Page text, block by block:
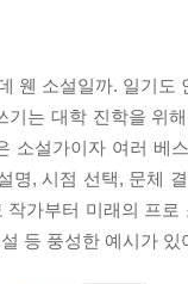
웬 소설일까. 일기
는 대학 진학을 위
소설가이자 여러
명, 시점 선택, 문체
작가부터 미래의 프
등 풍성한 예시가